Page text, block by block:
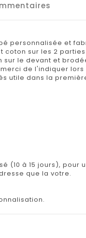
personnalisée et
coton sur les 2
le devant et
de l'indiquer
utile dans la
(10 à 15 jours),
que la votre.